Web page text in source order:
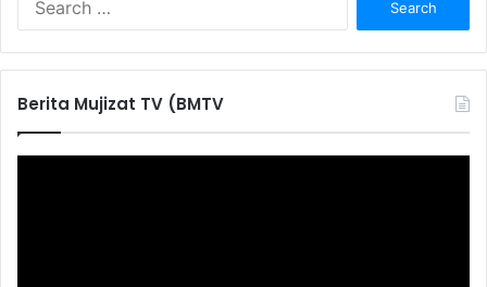
f
o
Berita Mujizat TV (BMTV